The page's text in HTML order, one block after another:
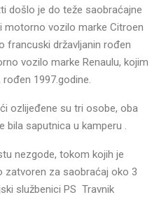
došlo je do teže saobraćajne
motorno vozilo marke Citroen
francuski državljanin rođen
vozilo marke Renaulu, kojim
rođen 1997.godine.
ozlijeđene su tri osobe, oba
bila saputnica u kamperu .
nezgode, tokom kojih je
zatvoren za saobraćaj oko 3
službenici PS Travnik